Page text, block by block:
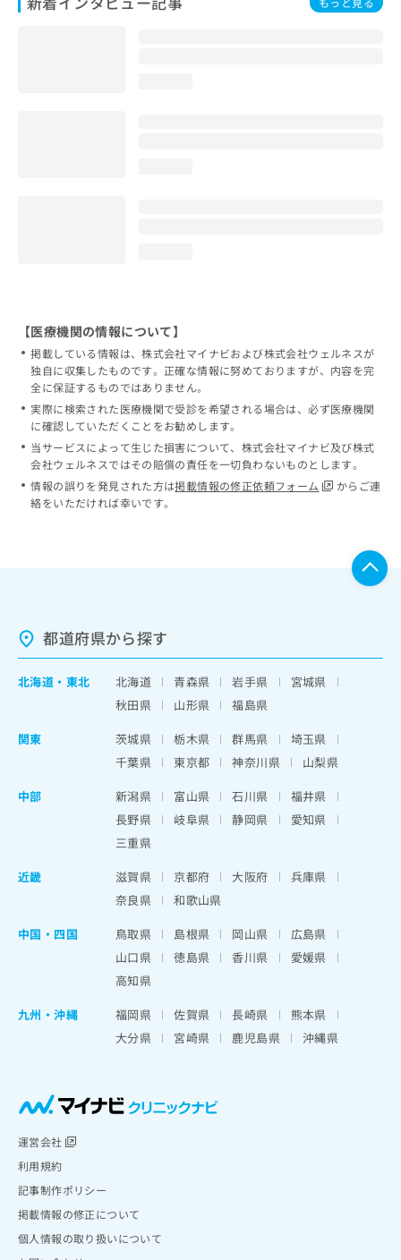
【医療機関の情報について】
掲載している情報は、株式会社マイナビおよび株式会社ウェルネスが
独自に収集したものです。正確な情報に努めておりますが、内容を完
全に保証するものではありません。
実際に検索された医療機関で受診を希望される場合は、必ず医療機関
に確認していただくことをお勧めします。
当サービスによって生じた損害について、株式会社マイナビ及び株式
会社ウェルネスではその賠償の責任を一切負わないものとします。
情報の誤りを発見された方は掲載情報の修正依頼フォーム
からご連
絡をいただければ幸いです。
都道府県から探す
北海道 ・ 東北 北海道 青森県 岩手県
宮城県
秋田県
山形県
福島県
関東
茨城県 栃木県 群馬県
埼玉県
千葉県
東京都 神奈川県
山梨県
中部
新潟県 富山県 石川県
福井県
長野県
岐阜県 静岡県
愛知県
三重県
近畿
滋賀県 京都府 大阪府
兵庫県
奈良県
和歌山県
中国・四国
鳥取県 島根県 岡山県
広島県
山口県
徳島県 香川県
愛媛県
高知県
九州・沖縄
福岡県 佐賀県 長崎県
熊本県
大分県
宮崎県 鹿児島県 沖縄県
運営会社
利用規約
記事制作ポリシー
掲載情報の修正について
個人情報の取り扱いについて